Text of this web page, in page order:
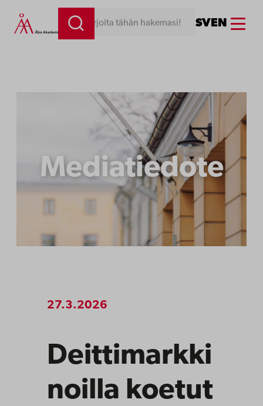
Siirry
sisältöön
Kirjoita tähän hakemasi! SVEN Menu
Mediatiedote
27.3.2026
Deittimarkki
noilla koetut